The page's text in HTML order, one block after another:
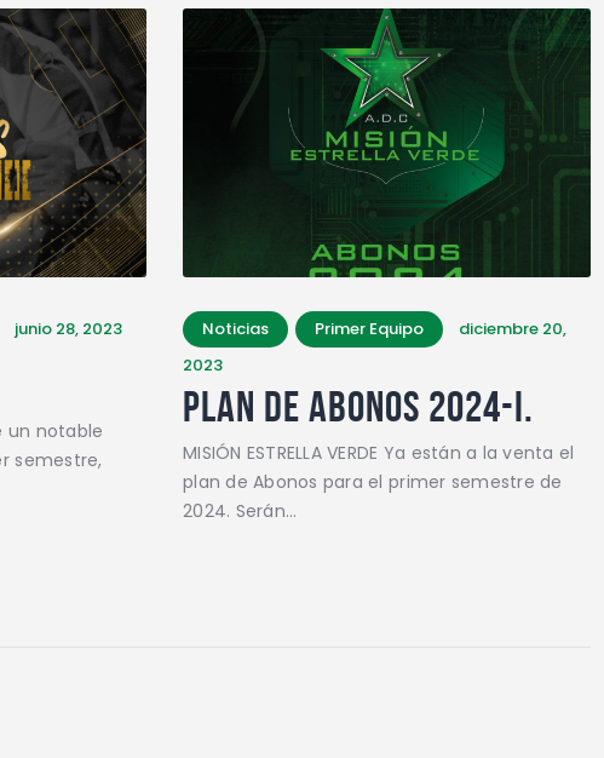
junio 28, 2023
un notable
semestre,
Noticias Primer Equipo
diciembre 20,
2023
PLAN DE ABONOS 2024-I.
MISIÓN ESTRELLA VERDE Ya están a la venta el
plan de Abonos para el primer semestre de
2024. Serán…